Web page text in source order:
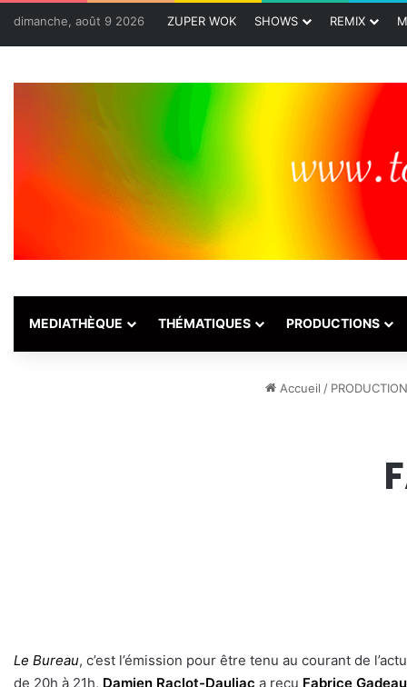
dimanche, août 9 2026 ZUPER WOK SHOWS REMIX
MEDIATHÈQUE THÉMATIQUES PRODUCTIONS
Accueil /
Le Bureau, c’est l’émission pour être tenu au courant de
de 20h à 21h, Damien Raclot-Dauliac a reçu Fabrice Gadeau